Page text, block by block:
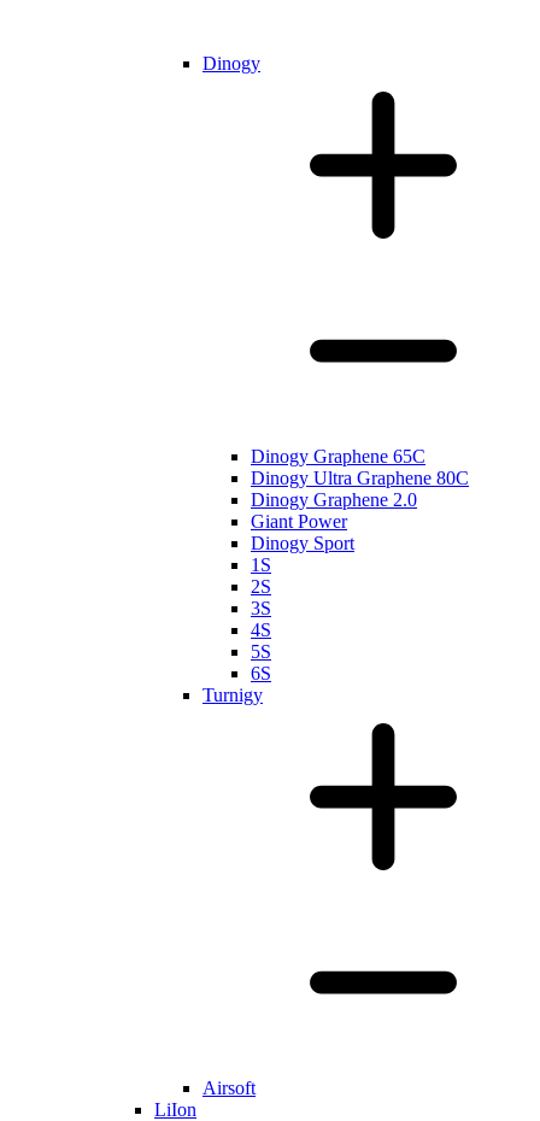
Dinogy
Dinogy Graphene 65C
Dinogy Ultra Graphene 80C
Dinogy Graphene 2.0
Giant Power
Dinogy Sport
1S
2S
3S
4S
5S
6S
Turnigy
Airsoft
LiIon